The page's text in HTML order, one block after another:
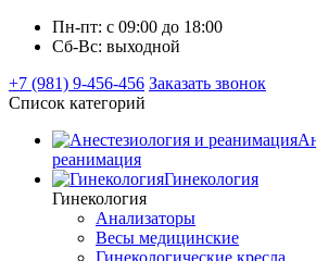
Пн-пт: с 09:00 до 18:00
Сб-Вс: выходной
+7 (981) 9-456-456 Заказать звонок
Список категорий
реанимация
Гинекология
Гинекология
Анализаторы
Весы медицинские
Гинекологические кресла